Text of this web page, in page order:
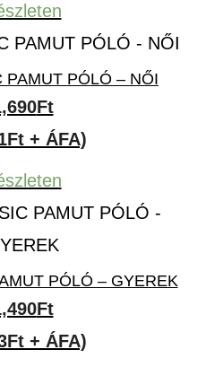
PAMUT PÓLÓ – NŐI
Ft
+ ÁFA)
PÓLÓ – GYEREK
Ft
+ ÁFA)